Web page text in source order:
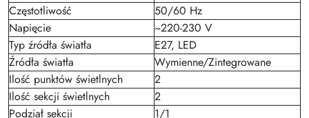
Częstotliwość
50/60 Hz
Napięcie
~220-230 V
Typ źródła światła
E27, LED
Źródła światła
Wymienne/Zintegrowane
Ilość punktów świetlnych
2
Ilość sekcji świetlnych
2
Podział sekcji
1/1